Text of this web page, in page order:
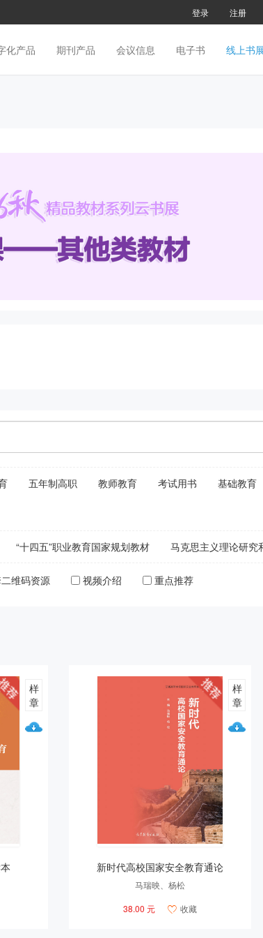
登录 注册
化产品 期刊产品 会议信息 电子书 线上书
五年制高职 教师教育 考试用书 基础教育
“十四五”职业教育国家规划教材 马克思主义理论研究
维码资源 视频介绍 重点推荐
样
章
新时代高校国家安全教育通论
马瑞映、杨松
38.00 元
 收藏
样
章